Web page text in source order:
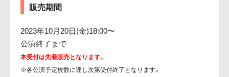
販売期間
2023年10月20日(金)18:00〜
公演終了まで
本受付は先着販売となります。
※各公演予定枚数に達し次第受付終了となります。